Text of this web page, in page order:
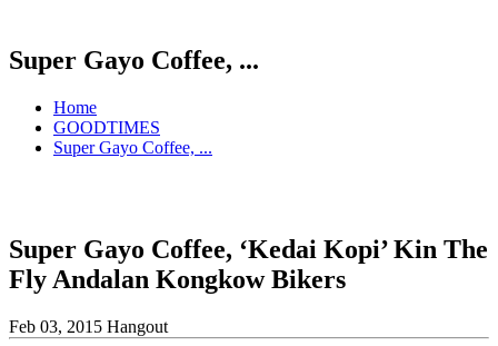
Super Gayo Coffee, ...
Home
GOODTIMES
Super Gayo Coffee, ...
Super Gayo Coffee, ‘Kedai Kopi’ Kin The
Fly Andalan Kongkow Bikers
Feb 03, 2015 Hangout